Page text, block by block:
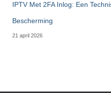
IPTV Met 2FA Inlog: Een
Bescherming
21 april 2026